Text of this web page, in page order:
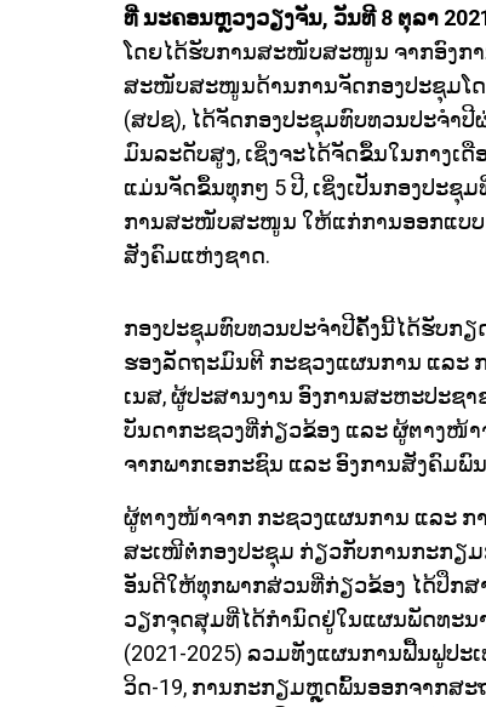
ທີ່ ນະຄອນຫຼວງວຽງຈັນ, ວັນທີ 8 ຕຸລາ
ໂດຍໄດ້ຮັບການສະໜັບສະໜູນ ຈາກອົງກ
ສະໜັບສະໜູນດ້ານການຈັດກອງປະຊຸມໂດ
(ສປຊ), ໄດ້ຈັດກອງປະຊຸມທົບທວນປະຈໍາ
ມົນລະດັບສູງ, ເຊິ່ງຈະໄດ້ຈັດຂຶ້ນໃນກາງເ
ແມ່ນຈັດຂຶ້ນທຸກໆ 5 ປີ, ເຊິ່ງເປັນກອງປະຊຸ
ການສະໜັບສະໜູນ ໃຫ້ແກ່ການອອກແບບ
ສັງຄົມແຫ່ງຊາດ.
ກອງປະຊຸມທົບທວນປະຈໍາປີຄັ້ງນີ້ໄດ້ຮັບກຽ
ຮອງລັດຖະມົນຕີ ກະຊວງແຜນການ ແລະ
ເນສ, ຜູ້ປະສານງານ ອົງການສະຫະປະຊ
ບັນດາກະຊວງທີ່ກ່ຽວຂ້ອງ ແລະ ຜູ້ຕາງໜ້
ຈາກພາກເອກະຊົນ ແລະ ອົງການສັງຄົມພົ
ຜູ້ຕາງໜ້າຈາກ ກະຊວງແຜນການ ແລະ ກ
ສະເໜີຕໍ່ກອງປະຊຸມ ກ່ຽວກັບການກະກຽມ
ອັນດີໃຫ້ທຸກພາກສ່ວນທີ່ກ່ຽວຂ້ອງ ໄດ້ປຶກ
ວຽກຈຸດສຸມທີ່ໄດ້ກໍານົດຢູ່ໃນແຜນພັດທະນ
(2021-2025) ລວມທັງແຜນການຟື້ນຟູປ
ວິດ-19, ການກະກຽມຫຼຸດພົ້ນອອກຈາກສ